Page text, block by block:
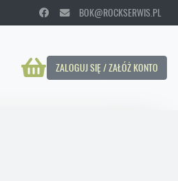
BOK@ROCKSERWIS.PL
ZALOGUJ SIĘ / ZAŁÓŻ KONTO